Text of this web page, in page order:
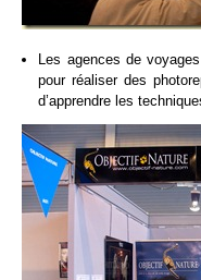
Les agences de
pour réaliser des
d’apprendre les